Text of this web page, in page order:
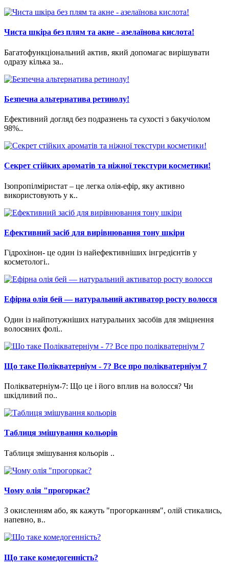
Чиста шкіра без плям та акне - азелаїнова кислота!
Багатофункціональний актив, який допомагає вирішувати
одразу кілька за..
Безпечна альтернатива ретинолу!
Ефективний догляд без подразнень та сухості з бакучіолом
98%..
Cекрет стійких ароматів та ніжної текстури косметики!
Ізопропілміристат – це легка олія-ефір, яку активно
використовують у к..
Ефективний засіб для вирівнювання тону шкіри
Гідрохінон- це один із найефективніших інгредієнтів у
косметологі..
Ефірна олія бей — натуральний активатор росту волосся
Один із найпотужніших натуральних засобів для зміцнення
волосяних фолі..
Що таке Полікватерніум - 7? Все про полікватерніум 7
Полікватерніум-7: Що це і його вплив на волосся? Чи
шкідливий по..
Таблиця змішування кольорів
Таблиця змішування кольорів ..
Чому олія "прогоркає?
З окисленням або, як кажуть "прогорканням", олій стикались,
напевно, в..
Що таке комедогенність?